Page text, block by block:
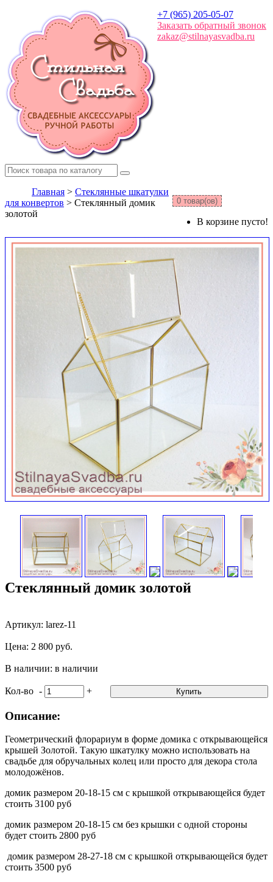
+7 (965) 205-05-07
Заказать обратный звонок
zakaz@stilnayasvadba.ru
0 товар(ов)
В корзине пусто!
Главная > Стеклянные шкатулки
для конвертов > Стеклянный домик
золотой
Стеклянный домик золотой
Артикул: larez-11
Цена: 2 800 руб.
В наличии: в наличии
Кол-во - + Купить
Описание:
Геометрический флорариум в форме домика с открывающейся
крышей Золотой. Такую шкатулку можно использовать на
свадьбе для обручальных колец или просто для декора стола
молодожёнов.
домик размером 20-18-15 см с крышкой открывающейся будет
стоить 3100 руб
домик размером 20-18-15 см без крышки с одной стороны
будет стоить 2800 руб
домик размером 28-27-18 см с крышкой открывающейся будет
стоить 3500 руб